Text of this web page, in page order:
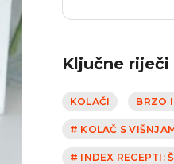
Ključne riječi
KOLAČI BRZO
# KOLAČ S
# INDEX RECEPTI: